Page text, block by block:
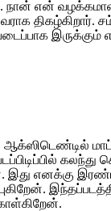
என்
திகழ்கிறார்.
இருக்கும்
எனக்கு